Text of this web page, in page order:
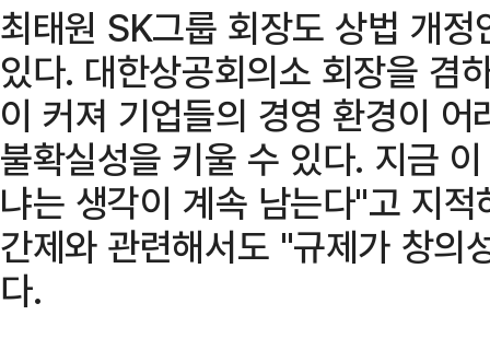
최태원 SK그룹 회장도 상법 개
있다. 대한상공회의소 회장을 겸
이 커져 기업들의 경영 환경이
불확실성을 키울 수 있다. 지금
냐는 생각이 계속 남는다"고 지
간제와 관련해서도 "규제가 창의
다.